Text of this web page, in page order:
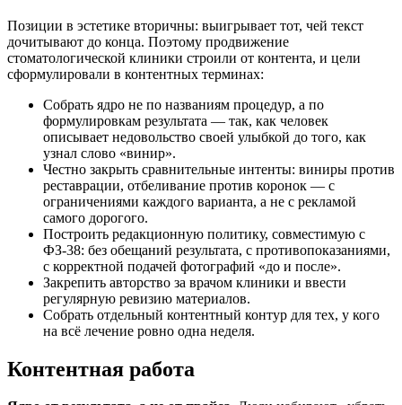
Позиции в эстетике вторичны: выигрывает тот, чей текст
дочитывают до конца. Поэтому продвижение
стоматологической клиники строили от контента, и цели
сформулировали в контентных терминах:
Собрать ядро не по названиям процедур, а по
формулировкам результата — так, как человек
описывает недовольство своей улыбкой до того, как
узнал слово «винир».
Честно закрыть сравнительные интенты: виниры против
реставрации, отбеливание против коронок — с
ограничениями каждого варианта, а не с рекламой
самого дорогого.
Построить редакционную политику, совместимую с
ФЗ-38: без обещаний результата, с противопоказаниями,
с корректной подачей фотографий «до и после».
Закрепить авторство за врачом клиники и ввести
регулярную ревизию материалов.
Собрать отдельный контентный контур для тех, у кого
на всё лечение ровно одна неделя.
Контентная работа